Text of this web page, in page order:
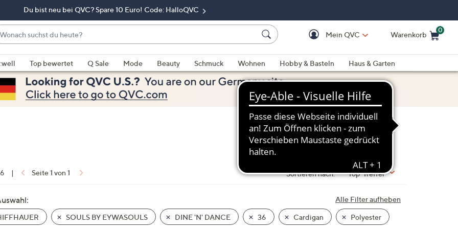
Du bist neu bei QVC? Spare 10 Euro! Code: HalloQVC
Mein QVC Warenkorb
0
Top bewertet Q Sale Mode Beauty Schmuck Wohnen Hobby & Basteln
Haus & Garten
| Seite 1 von 1 Sortieren nach: Top-Treffer
Alle Filter aufheben
SOULS BY EYWASOULS DINE 'N' DANCE 36 Cardigan Polyester